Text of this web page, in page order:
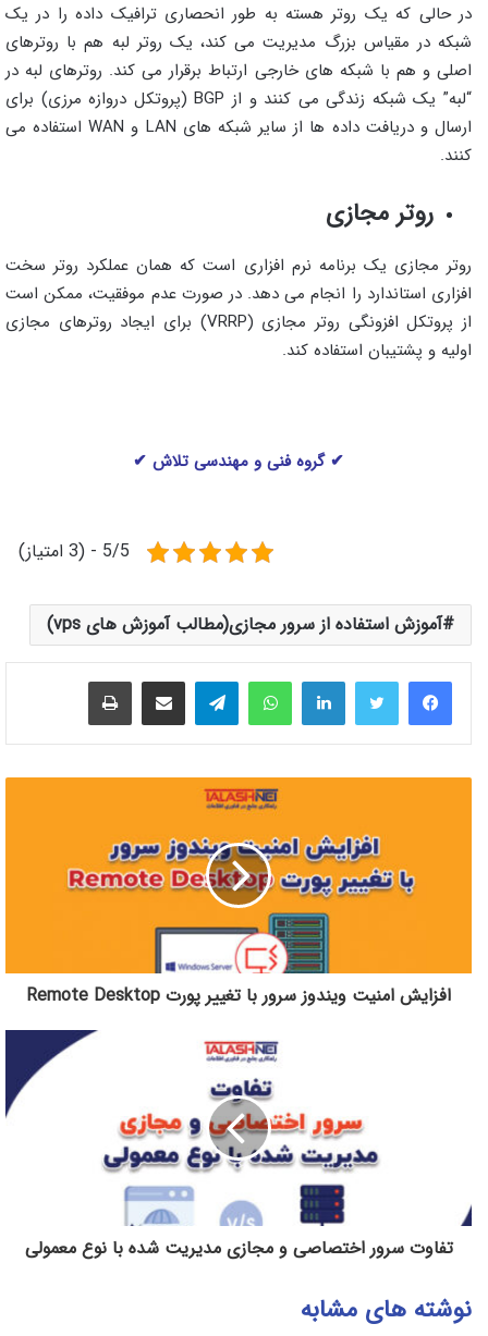
در حالی که یک روتر هسته به طور انحصاری ترافیک داده را در یک
شبکه در مقیاس بزرگ مدیریت می کند، یک روتر لبه هم با روترهای
اصلی و هم با شبکه های خارجی ارتباط برقرار می کند. روترهای لبه در
“لبه” یک شبکه زندگی می کنند و از BGP (پروتکل دروازه مرزی) برای
ارسال و دریافت داده ها از سایر شبکه های LAN و WAN استفاده می
کنند.
روتر مجازی
روتر مجازی یک برنامه نرم افزاری است که همان عملکرد روتر سخت
افزاری استاندارد را انجام می دهد. در صورت عدم موفقیت، ممکن است
از پروتکل افزونگی روتر مجازی (VRRP) برای ایجاد روترهای مجازی
اولیه و پشتیبان استفاده کند.
✔ گروه فنی و مهندسی تلاش ✔
5/5 - (3 امتیاز)
آموزش استفاده از سرور مجازی(مطالب آموزش های vps)
لینکدینواتس آپ تلگرام اشتراک گذاری از طریق ایمیل چاپ
افزایش امنیت ویندوز سرور با تغییر پورت Remote Desktop
تفاوت سرور اختصاصی و مجازی مدیریت شده با نوع معمولی
نوشته های مشابه